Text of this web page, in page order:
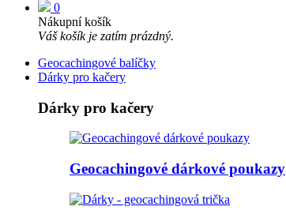
0
Nákupní košík
Váš košík je zatím prázdný.
Geocachingové balíčky
Dárky pro kačery
Dárky pro kačery
Geocachingové dárkové poukazy